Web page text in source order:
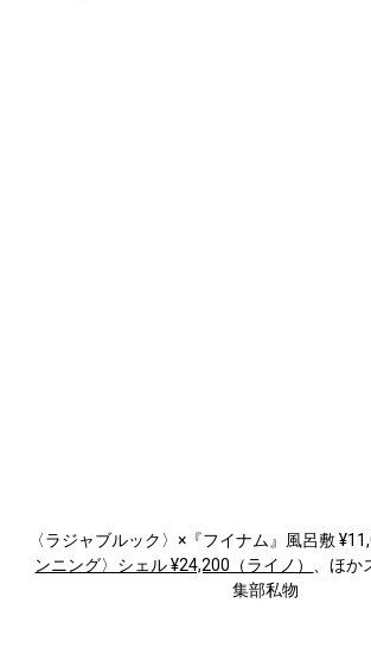
〈ラジャブルック〉×『フイナム』風呂敷
ンニング〉シェル ¥24,200（ライノ）
、ほ
集部私物